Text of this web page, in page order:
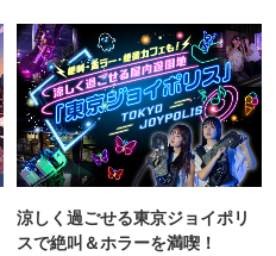
涼しく過ごせる東京ジョイポリ
スで絶叫＆ホラーを満喫！